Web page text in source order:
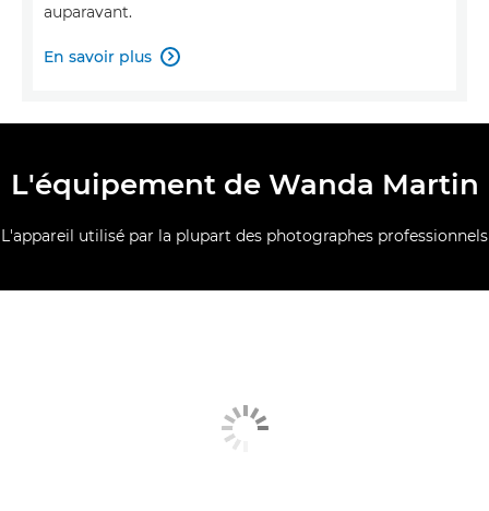
auparavant.
En savoir plus 
L'équipement de Wanda Martin
L'appareil utilisé par la plupart des photographes professionnels